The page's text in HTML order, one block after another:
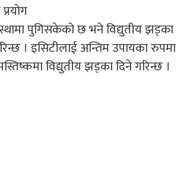
पुगिसकेको छ भने विद्युतीय झड्का
। इसिटीलाई अन्तिम उपायका रुपमा
विद्युतीय झड्का दिने गरिन्छ ।